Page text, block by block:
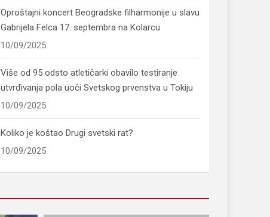
Oproštajni koncert Beogradske filharmonije u slavu
Gabrijela Felca 17. septembra na Kolarcu
10/09/2025
Više od 95 odsto atletičarki obavilo testiranje
utvrđivanja pola uoči Svetskog prvenstva u Tokiju
10/09/2025
Koliko je koštao Drugi svetski rat?
10/09/2025